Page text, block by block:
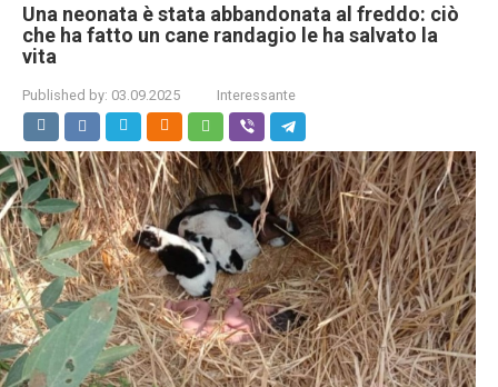
Una neonata è stata abbandonata al freddo: ciò
che ha fatto un cane randagio le ha salvato la
vita
Published by: 03.09.2025 Interessante